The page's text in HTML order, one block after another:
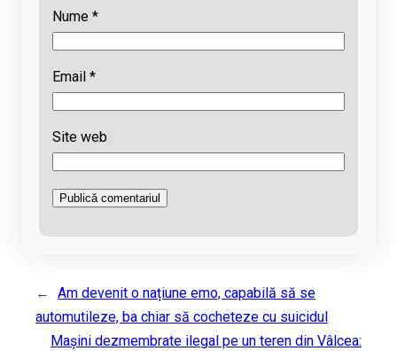
Nume *
Email *
Site web
←
Am devenit o națiune emo, capabilă să se
automutileze, ba chiar să cocheteze cu suicidul
Mașini dezmembrate ilegal pe un teren din Vâlcea: